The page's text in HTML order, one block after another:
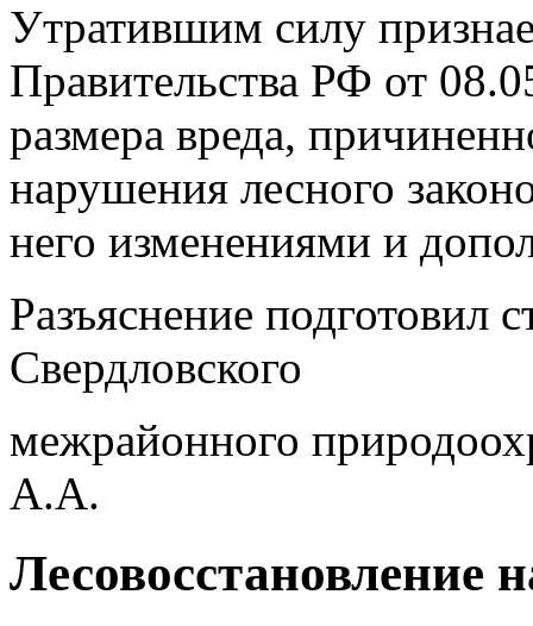
Утратившим силу
Правительства РФ от
размера вреда,
нарушения лесного
него изменениями и
Разъяснение
Свердловского
межрайонного
А.А.
Лесовосстановление